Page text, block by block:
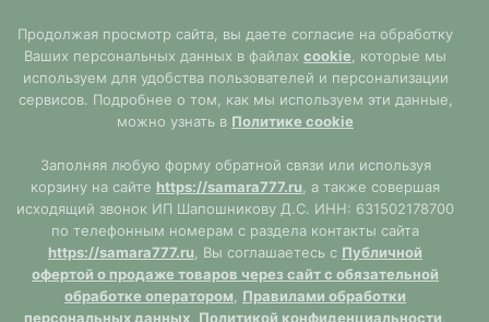
Продолжая просмотр сайта, вы даете согласие на обработку
Ваших персональных данных в файлах cookie , которые мы
используем для удобства пользователей и персонализации
сервисов. Подробнее о том, как мы используем эти данные,
можно узнать в Политике cookie
Заполняя любую форму обратной связи или используя
корзину на сайте https://samara777.ru , а также совершая
исходящий звонок ИП Шапошникову Д.С. ИНН: 631502178700
по телефонным номерам с раздела контакты сайта
https://samara777.ru , Вы соглашаетесь с Публичной
офертой о продаже товаров через сайт с обязательной
обработке оператором
Правилами обработки
персональных данных Политикой конфиденциальности